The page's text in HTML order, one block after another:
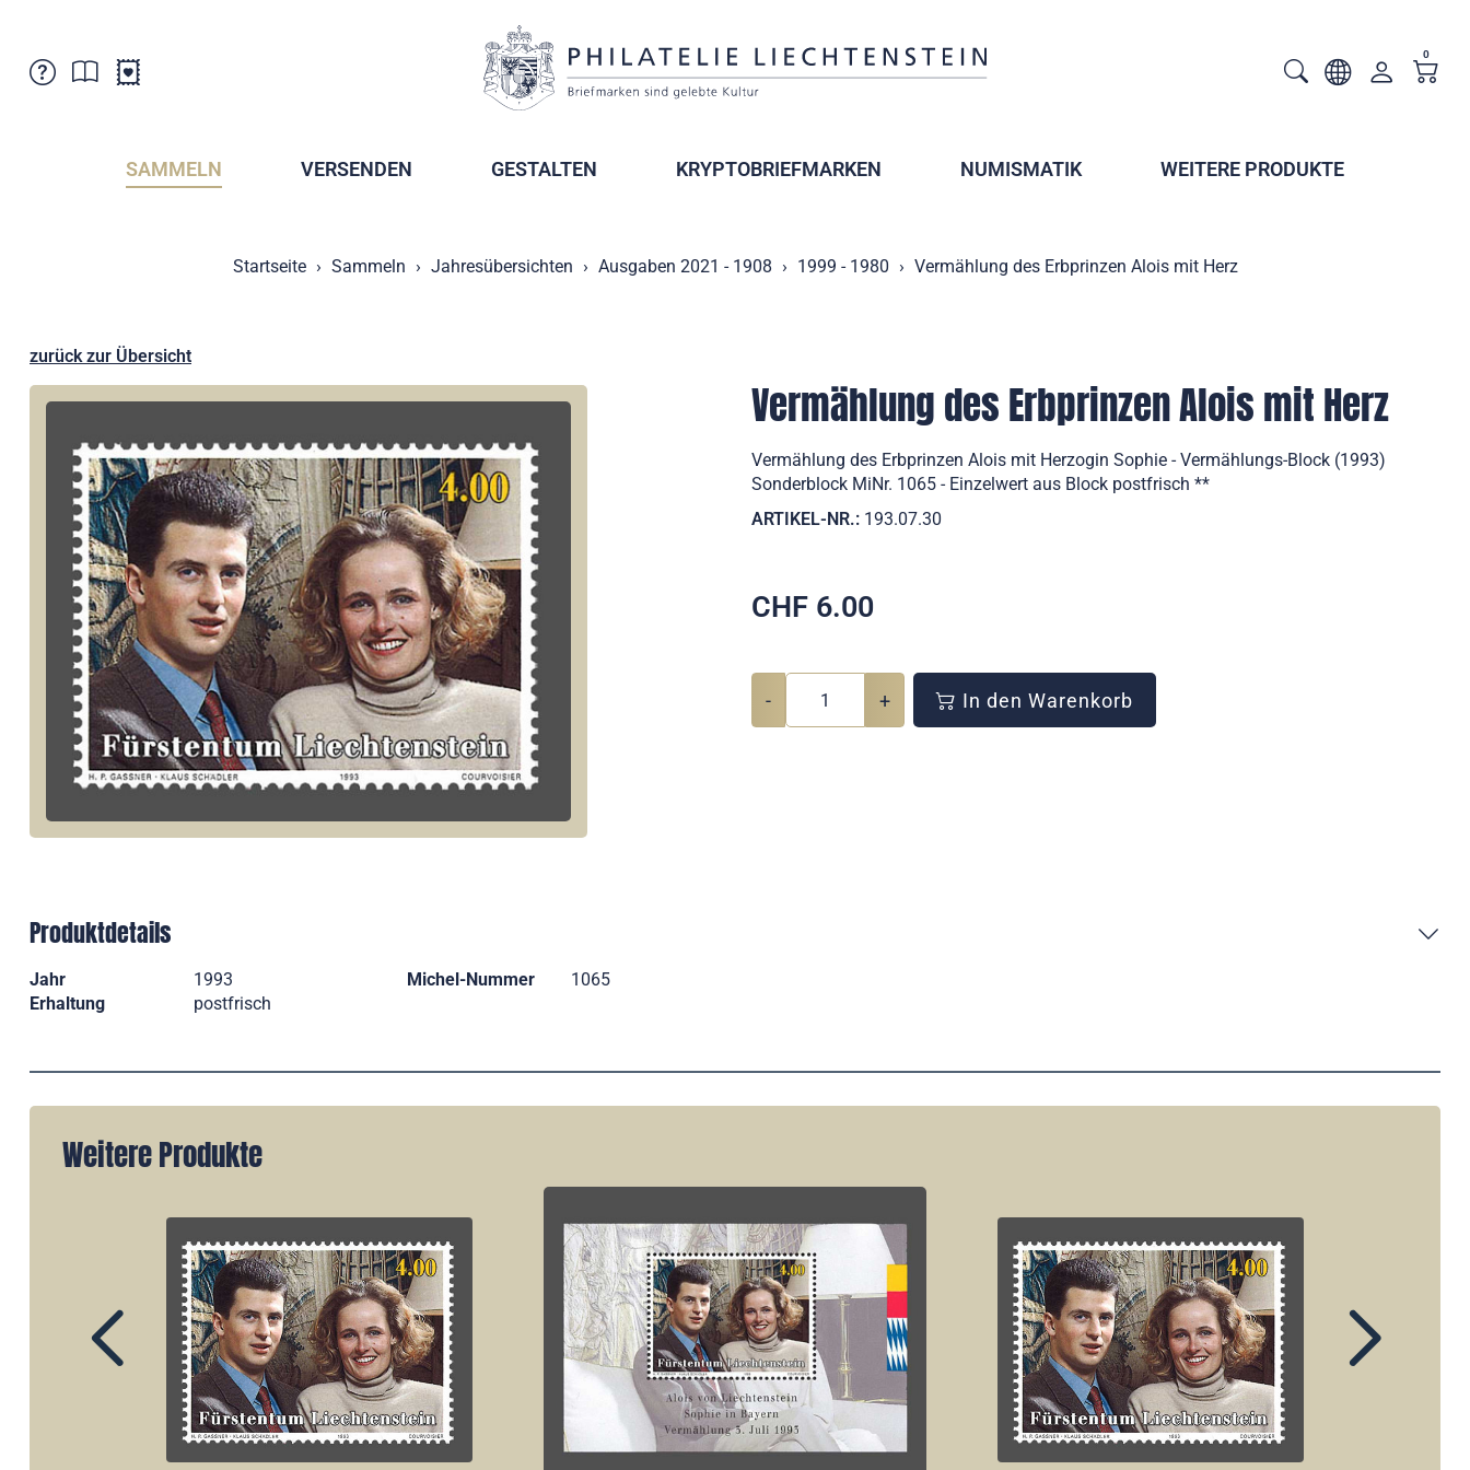
Verkaufsstellen
Postcrossing
Abonnemente
0
SAMMELN VERSENDEN GESTALTEN KRYPTOBRIEFMARKEN NUMISMATIK WEITERE PRODUKTE
Startseite Sammeln Jahresübersichten Ausgaben 2021 - 1908 1999 - 1980 Vermählung des Erbprinzen Alois mit Herz
zurück zur Übersicht
Vermählung des Erbprinzen Alois mit Herz
Vermählung des Erbprinzen Alois mit Herzogin Sophie - Vermählungs-Block (1993)
Sonderblock MiNr. 1065 - Einzelwert aus Block postfrisch **
ARTIKEL-NR.: 193.07.30
CHF 6.00
- + In den Warenkorb
Produktdetails
Jahr 1993 Michel-Nummer
1065
Erhaltung
postfrisch
Weitere Produkte